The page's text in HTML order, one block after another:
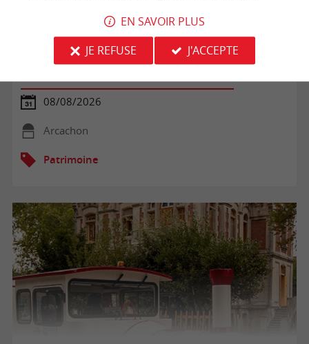
Visite libre du Bunker 502
08/08/2026
Arcachon
Patrimoine
EN SAVOIR PLUS
JE REFUSE
J'ACCEPTE